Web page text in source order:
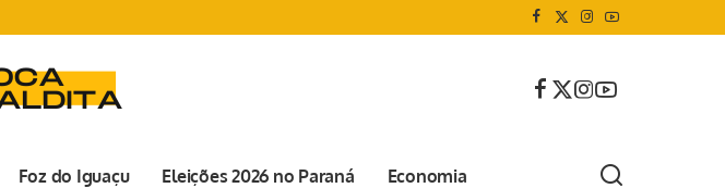
Foz do Iguaçu Eleições 2026 no Paraná Economia